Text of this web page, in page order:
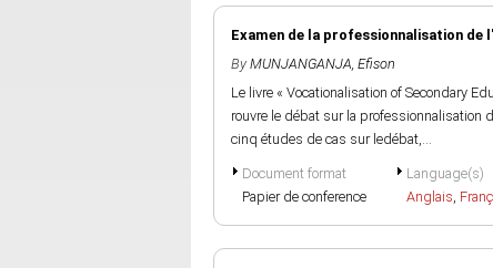
Examen de la professionnalisation de
By MUNJANGANJA, Efison
Le livre « Vocationalisation of Secondary
rouvre le débat sur la professionnalisation
cinq études de cas sur ledébat,...
Document format
Papier de conference
Language(s)
Anglais,